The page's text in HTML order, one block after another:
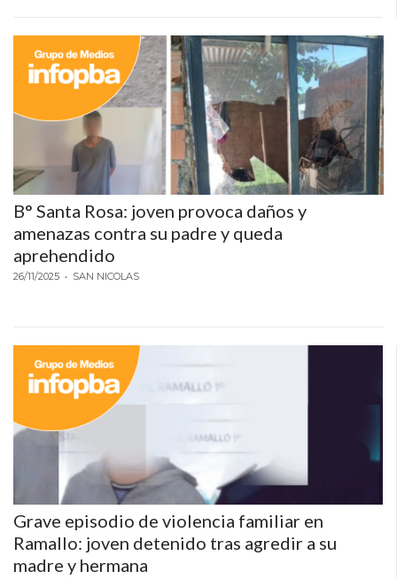
DE COMIDA POR
WHATSAPP: LA GUÍA
DEFINITIVA PARA
RESTAURANTES Y
DELIVERIES
CÓMO ORGANIZAR LOS
PEDIDOS DE DELIVERY
AYUDA
TÉRMINOS
CONDICIONES
POLÍTICAS
DE
B° Santa Rosa: joven provoca daños y
amenazas contra su padre y queda
aprehendido
26/11/2025 • SAN NICOLAS
Grave episodio de violencia familiar en
Ramallo: joven detenido tras agredir a su
madre y hermana